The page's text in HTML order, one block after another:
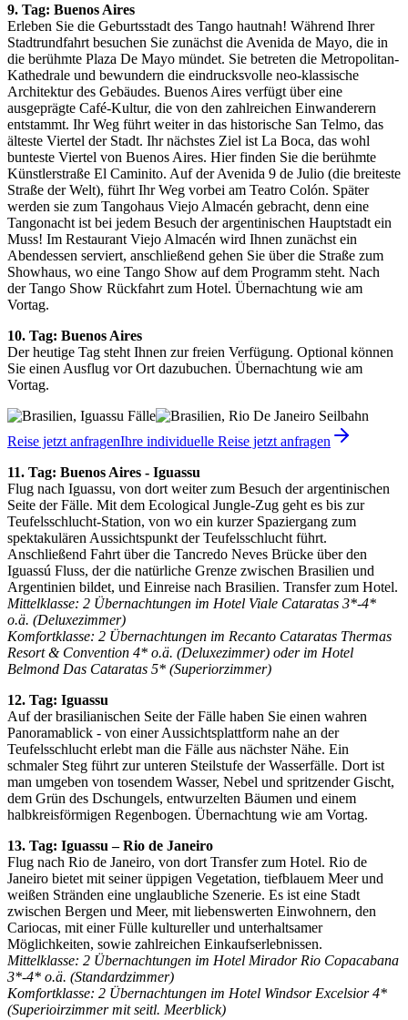
9. Tag: Buenos Aires
Erleben Sie die Geburtsstadt des Tango hautnah! Während Ihrer
Stadtrundfahrt besuchen Sie zunächst die Avenida de Mayo, die in
die berühmte Plaza De Mayo mündet. Sie betreten die Metropolitan-
Kathedrale und bewundern die eindrucksvolle neo-klassische
Architektur des Gebäudes. Buenos Aires verfügt über eine
ausgeprägte Café-Kultur, die von den zahlreichen Einwanderern
entstammt. Ihr Weg führt weiter in das historische San Telmo, das
älteste Viertel der Stadt. Ihr nächstes Ziel ist La Boca, das wohl
bunteste Viertel von Buenos Aires. Hier finden Sie die berühmte
Künstlerstraße El Caminito. Auf der Avenida 9 de Julio (die breiteste
Straße der Welt), führt Ihr Weg vorbei am Teatro Colón. Später
werden sie zum Tangohaus Viejo Almacén gebracht, denn eine
Tangonacht ist bei jedem Besuch der argentinischen Hauptstadt ein
Muss! Im Restaurant Viejo Almacén wird Ihnen zunächst ein
Abendessen serviert, anschließend gehen Sie über die Straße zum
Showhaus, wo eine Tango Show auf dem Programm steht. Nach
der Tango Show Rückfahrt zum Hotel. Übernachtung wie am
Vortag.
10. Tag: Buenos Aires
Der heutige Tag steht Ihnen zur freien Verfügung. Optional können
Sie einen Ausflug vor Ort dazubuchen. Übernachtung wie am
Vortag.
Reise jetzt anfragenIhre individuelle Reise jetzt anfragen
11. Tag: Buenos Aires - Iguassu
Flug nach Iguassu, von dort weiter zum Besuch der argentinischen
Seite der Fälle. Mit dem Ecological Jungle-Zug geht es bis zur
Teufelsschlucht-Station, von wo ein kurzer Spaziergang zum
spektakulären Aussichtspunkt der Teufelsschlucht führt.
Anschließend Fahrt über die Tancredo Neves Brücke über den
Iguassú Fluss, der die natürliche Grenze zwischen Brasilien und
Argentinien bildet, und Einreise nach Brasilien. Transfer zum Hotel.
Mittelklasse: 2 Übernachtungen im Hotel Viale Cataratas 3*-4*
o.ä. (Deluxezimmer)
Komfortklasse: 2 Übernachtungen im Recanto Cataratas Thermas
Resort & Convention 4* o.ä. (Deluxezimmer) oder im Hotel
Belmond Das Cataratas 5* (Superiorzimmer)
12. Tag: Iguassu
Auf der brasilianischen Seite der Fälle haben Sie einen wahren
Panoramablick - von einer Aussichtsplattform nahe an der
Teufelsschlucht erlebt man die Fälle aus nächster Nähe. Ein
schmaler Steg führt zur unteren Steilstufe der Wasserfälle. Dort ist
man umgeben von tosendem Wasser, Nebel und spritzender Gischt,
dem Grün des Dschungels, entwurzelten Bäumen und einem
halbkreisförmigen Regenbogen. Übernachtung wie am Vortag.
13. Tag: Iguassu – Rio de Janeiro
Flug nach Rio de Janeiro, von dort Transfer zum Hotel. Rio de
Janeiro bietet mit seiner üppigen Vegetation, tiefblauem Meer und
weißen Stränden eine unglaubliche Szenerie. Es ist eine Stadt
zwischen Bergen und Meer, mit liebenswerten Einwohnern, den
Cariocas, mit einer Fülle kultureller und unterhaltsamer
Möglichkeiten, sowie zahlreichen Einkaufserlebnissen.
Mittelklasse: 2 Übernachtungen im Hotel Mirador Rio Copacabana
3*-4* o.ä. (Standardzimmer)
Komfortklasse: 2 Übernachtungen im Hotel Windsor Excelsior 4*
(Superioirzimmer mit seitl. Meerblick)